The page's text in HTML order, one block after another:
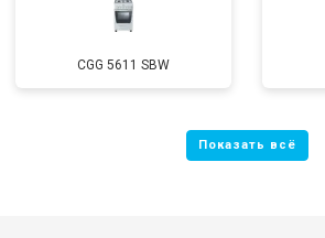
CGG 5611 SBW